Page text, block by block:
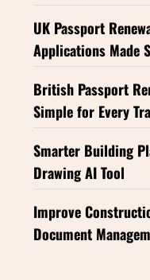
UK Passport
Applications Made
British Passport
Simple for Every
Smarter Building
Drawing AI Tool
Improve
Document